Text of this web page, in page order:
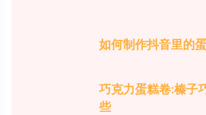
如何制作抖音里的
巧克力蛋糕卷:榛子
些